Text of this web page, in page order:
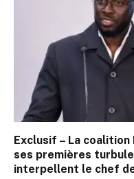
Exclusif – La
ses premières
interpellent le chef